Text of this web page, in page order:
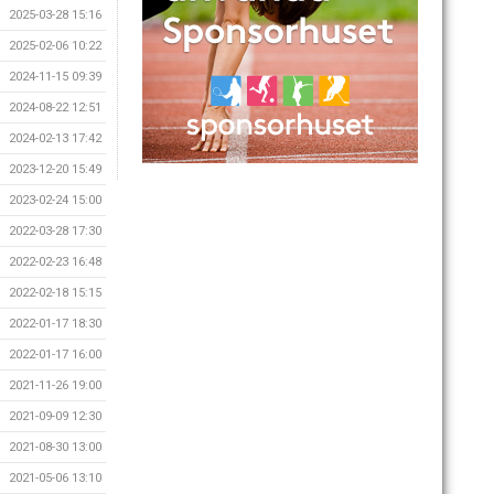
2025-03-28 15:16
2025-02-06 10:22
2024-11-15 09:39
2024-08-22 12:51
2024-02-13 17:42
2023-12-20 15:49
2023-02-24 15:00
2022-03-28 17:30
2022-02-23 16:48
2022-02-18 15:15
2022-01-17 18:30
2022-01-17 16:00
2021-11-26 19:00
2021-09-09 12:30
2021-08-30 13:00
2021-05-06 13:10